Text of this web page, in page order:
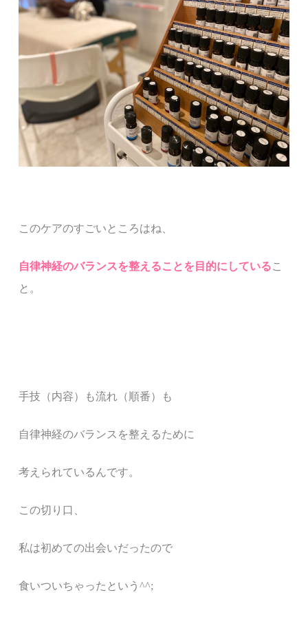
このケアのすごいところはね、
自律神経のバランスを整えることを目的にしているこ
と。
手技（内容）も流れ（順番）も
自律神経のバランスを整えるために
考えられているんです。
この切り口、
私は初めての出会いだったので
食いついちゃったという^^;